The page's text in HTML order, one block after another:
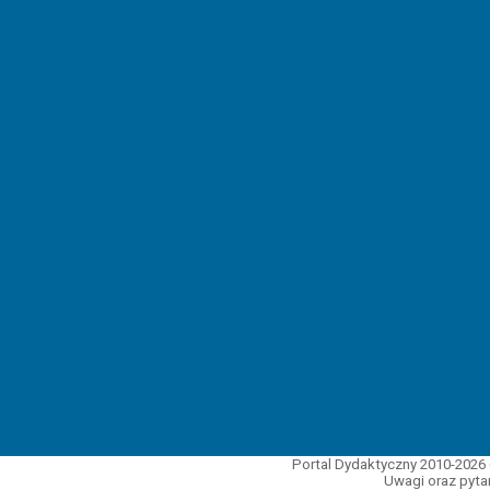
Portal Dydaktyczny 2010-
Uwagi oraz